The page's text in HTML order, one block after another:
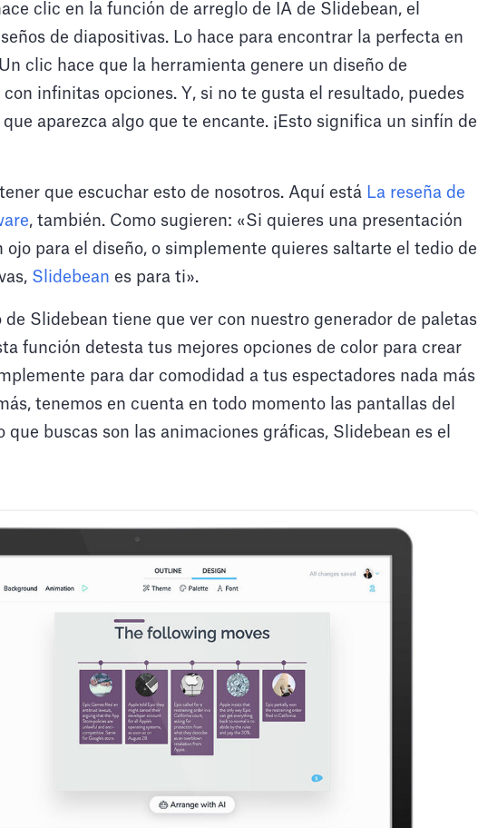
clic en la función de arreglo de IA de Slidebean, el
de diapositivas. Lo hace para encontrar la perfecta en
clic hace que la herramienta genere un diseño de
infinitas opciones. Y, si no te gusta el resultado, puedes
aparezca algo que te encante. ¡Esto significa un sinfín de
que escuchar esto de nosotros. Aquí está La reseña de
, también. Como sugieren: «Si quieres una presentación
ojo para el diseño, o simplemente quieres saltarte el tedio de
Slidebean es para ti».
de Slidebean tiene que ver con nuestro generador de paletas
función detesta tus mejores opciones de color para crear
para dar comodidad a tus espectadores nada más
tenemos en cuenta en todo momento las pantallas del
buscas son las animaciones gráficas, Slidebean es el